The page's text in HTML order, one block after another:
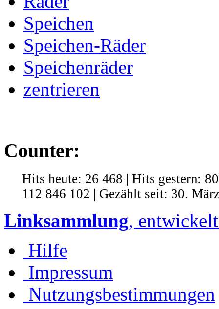
Speichen
Speichen-Räder
Speichenräder
zentrieren
Counter:
Hits heute: 26 468 | Hits gestern:
112 846 102 | Gezählt seit: 30.
Linksammlung,
Hilfe
Impressum
Nutzungsbestimmungen